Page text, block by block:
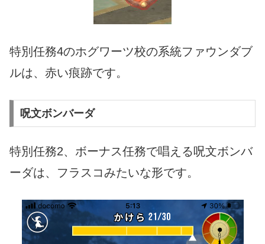
特別任務4のホグワーツ校の系統ファウンダブ
ルは、赤い痕跡です。
呪文ボンバーダ
特別任務2、ボーナス任務で唱える呪文ボンバ
ーダは、フラスコみたいな形です。